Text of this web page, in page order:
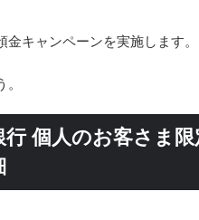
キャンペーンを実施します。
個人のお客さま